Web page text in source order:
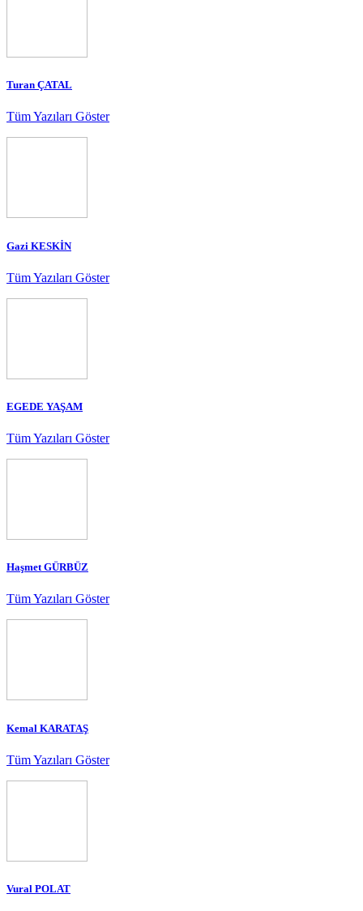
Turan ÇATAL
Tüm Yazıları Göster
Gazi KESKİN
Tüm Yazıları Göster
EGEDE YAŞAM
Tüm Yazıları Göster
Haşmet GÜRBÜZ
Tüm Yazıları Göster
Kemal KARATAŞ
Tüm Yazıları Göster
Vural POLAT